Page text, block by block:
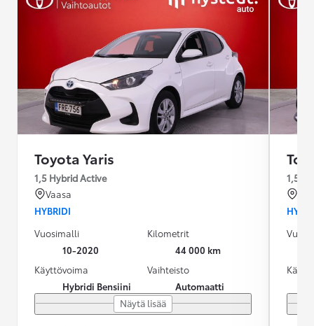
Toyota Yaris
1,5 Hybrid Active
Vaasa
HYBRIDI
Vuosimalli
10-2020
Kilometrit
44 000 km
Käyttövoima
Hybridi Bensiini
Vaihteisto
Automaatti
Näytä lisää
1,5